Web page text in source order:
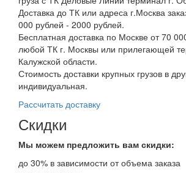
Доставка до ТК или адреса г.Москва
000 рублей - 2000 рублей.
Бесплатная доставка по Москве от 70
любой ТК г. Москвы или прилегающей
Калужской области.
Стоимость доставки крупных грузов в
индивидуальная.
Рассчитать доставку
Скидки
Мы можем предложить вам скидки:
до 30% в зависимости от объема заказа